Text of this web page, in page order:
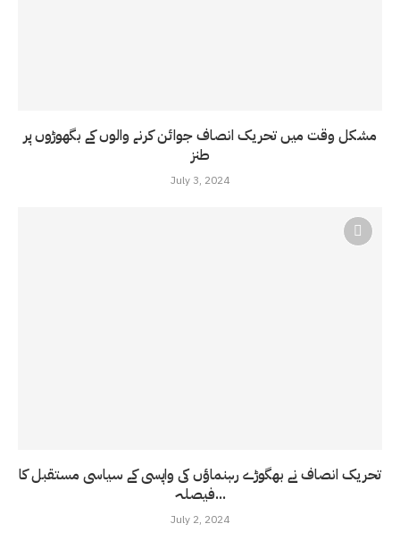
مشکل وقت میں تحریک انصاف جوائن کرنے والوں کے بگھوڑوں پر
طنز
July 3, 2024
تحریک انصاف نے بھگوڑے رہنماؤں کی واپسی کے سیاسی مستقبل کا
فیصلہ...
July 2, 2024